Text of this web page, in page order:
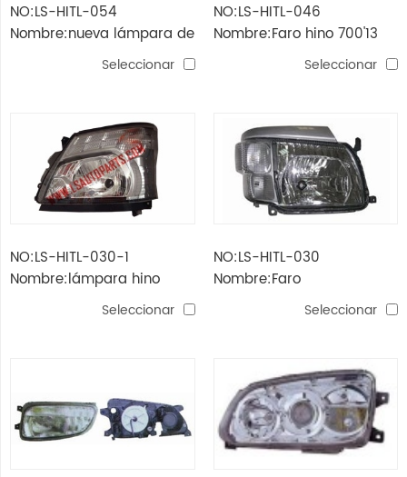
NO:LS-HITL-054
Nombre:nueva lámpara de
cabeza hino vitor serie
Seleccionar
NO:LS-HITL-046
Nombre:Faro hino 700'13
Seleccionar
NO:LS-HITL-030-1
Nombre:lámpara hino
dutro / 300'12 cabeza
Seleccionar
NO:LS-HITL-030
Nombre:Faro
Seleccionar